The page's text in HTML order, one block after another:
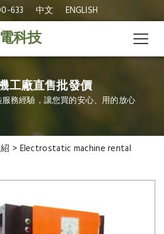
633 中文 ENGLISH
科技
工廠直售批發價
務經驗，讓您買的安心、用的放心
> Electrostatic machine rental